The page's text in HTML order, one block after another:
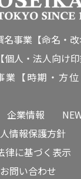
名事業【命名・改
人・法人向け印
業【時期・方
企業情報
情報保護方針
律に基づく表示
お問い合わせ